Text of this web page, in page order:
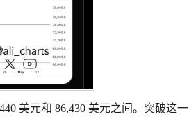
美元和 86,430 美元之间。突破这一